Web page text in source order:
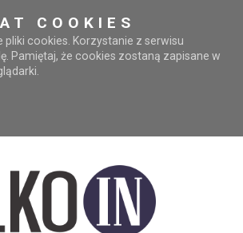
COOKIES
cookies. Korzystanie z serwisu
Pamiętaj, że cookies zostaną zapisane w